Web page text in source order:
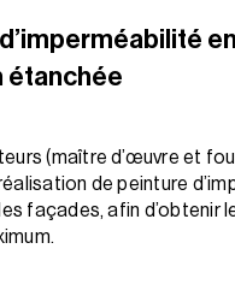
étanchée
(maître d’œuvre et
de peinture
façades, afin d’obtenir